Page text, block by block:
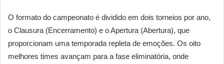
O formato do campeonato é dividido em dois torneios por ano,
o Clausura (Encerramento) e o Apertura (Abertura), que
proporcionam uma temporada repleta de emoções. Os oito
melhores times avançam para a fase eliminatória, onde